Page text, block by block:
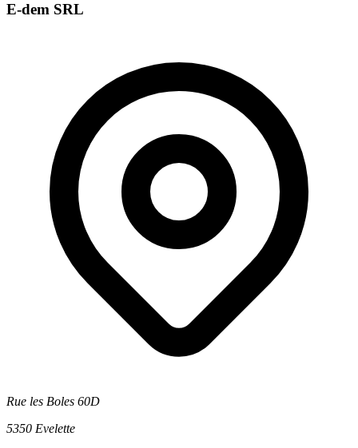
E-dem SRL
Rue les Boles 60D
5350 Evelette